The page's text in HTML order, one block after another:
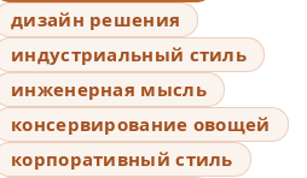
дизайн решения
индустриальный стиль
инженерная мысль
консервирование овощей
корпоративный стиль